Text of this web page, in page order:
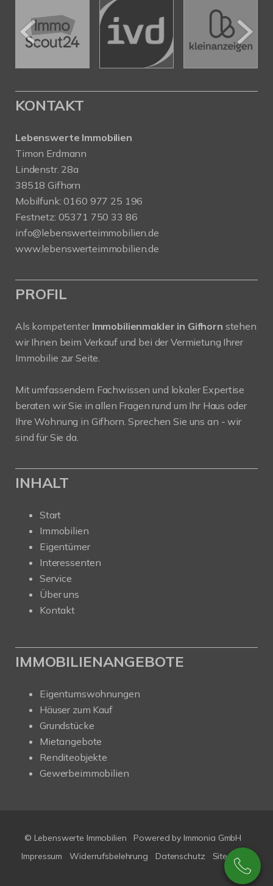
KONTAKT
Lebenswerte Immobilien
Timon Erdmann
Lindenstr. 28a
38518 Gifhorn
Mobilfunk:0160 977 25 196
Festnetz: 05371 750 33 86
info@lebenswerteimmobilien.de
www.lebenswerteimmobilien.de
PROFIL
Als kompetenter Immobilienmakler in Gifhorn stehen
wir Ihnen beim Verkauf und bei der Vermietung Ihrer
Immobilie zur Seite.
Mit umfassendem Fachwissen und lokaler Expertise
beraten wir Sie in allen Fragen rund um Ihr Haus oder
Ihre Wohnung in Gifhorn. Sprechen Sie uns an - wir
sind für Sie da.
INHALT
Start
Immobilien
Eigentümer
Interessenten
Service
Über uns
Kontakt
IMMOBILIENANGEBOTE
Eigentumswohnungen
Häuser zum Kauf
Grundstücke
Mietangebote
Renditeobjekte
Gewerbeimmobilien
© Lebenswerte Immobilien
Powered by Immonia GmbH
Impressum
Widerrufsbelehrung Datenschutz Sitemap